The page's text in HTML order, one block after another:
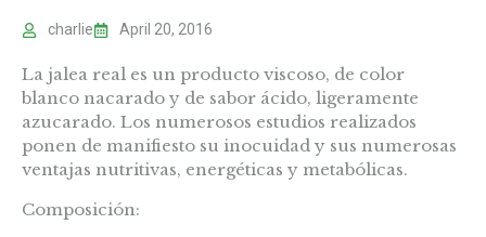
charlie April 20, 2016
La jalea real es un producto viscoso, de color
blanco nacarado y de sabor ácido, ligeramente
azucarado. Los numerosos estudios realizados
ponen de manifiesto su inocuidad y sus numerosas
ventajas nutritivas, energéticas y metabólicas.
Composición: